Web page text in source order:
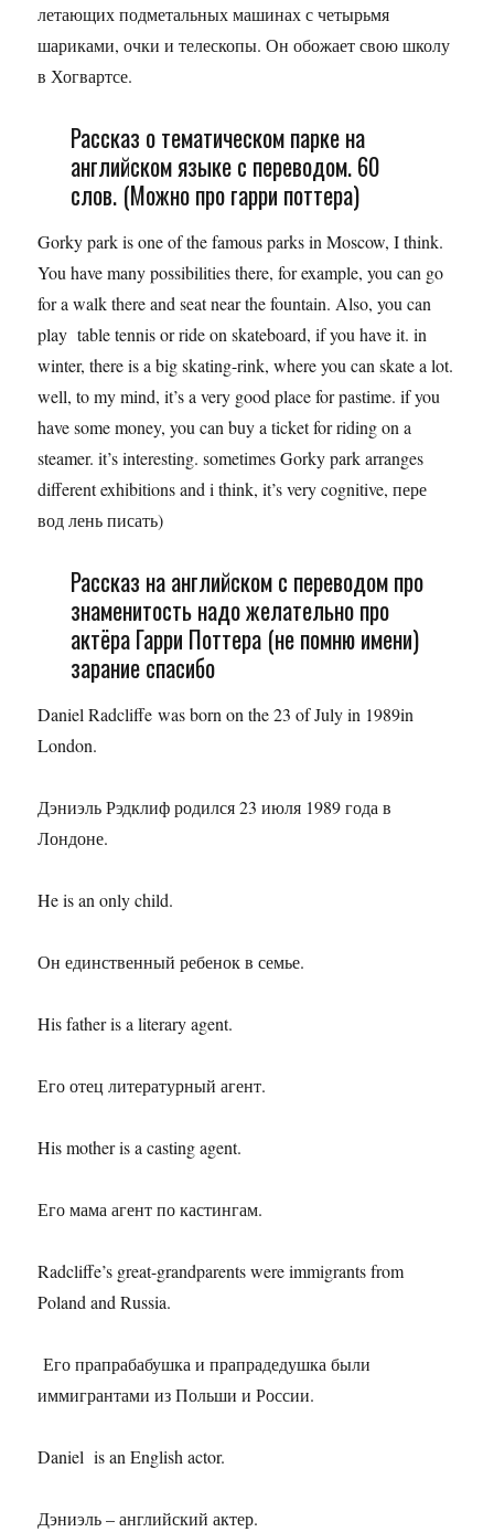
летающих подметальных машинах с четырьмя
шариками, очки и телескопы. Он обожает свою школу
в Хогвартсе.
Рассказ о тематическом парке на
английском языке с переводом. 60
слов. (Можно про гарри поттера)
Gorky park is one of the famous parks in Moscow, I think.
You have many possibilities there, for example, you can go
for a walk there and seat near the fountain. Also, you can
play table tennis or ride on skateboard, if you have it. in
winter, there is a big skating-rink, where you can skate a lot.
well, to my mind, it’s a very good place for pastime. if you
have some money, you can buy a ticket for riding on a
steamer. it’s interesting. sometimes Gorky park arranges
different exhibitions and i think, it’s very cognitive, пере
вод лень писать)
Рассказ на английском с переводом про
знаменитость надо желательно про
актёра Гарри Поттера (не помню имени)
зарание спасибо
Daniel Radcliffe was born on the 23 of July in 1989in
London.
Дэниэль Рэдклиф родился 23 июля 1989 года в
Лондоне.
He is an only child.
Он единственный ребенок в семье.
His father is a literary agent.
Его отец литературный агент.
His mother is a casting agent.
Его мама агент по кастингам.
Radcliffe’s great-grandparents were immigrants from
Poland and Russia.
Его прапрабабушка и прапрадедушка были
иммигрантами из Польши и России.
Daniel is an English actor.
Дэниэль – английский актер.